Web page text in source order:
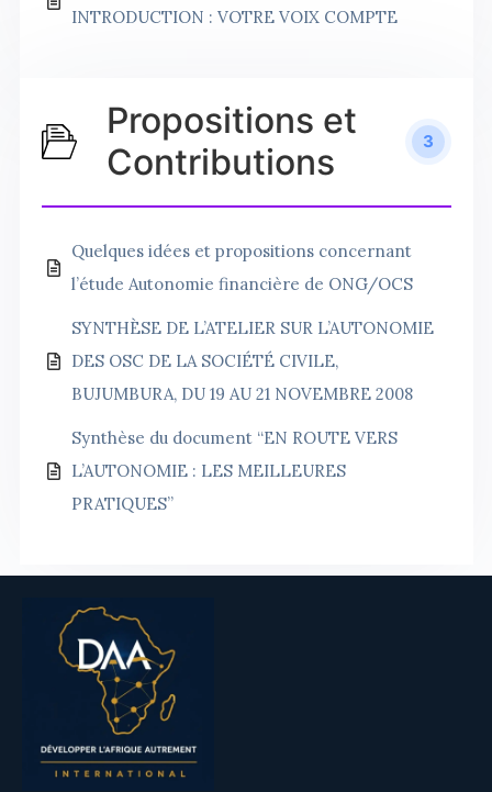
INTRODUCTION : VOTRE VOIX COMPTE
Propositions et
Contributions
3
Quelques idées et propositions concernant
l’étude Autonomie financière de ONG/OCS
SYNTHÈSE DE L’ATELIER SUR L’AUTONOMIE
DES OSC DE LA SOCIÉTÉ CIVILE,
BUJUMBURA, DU 19 AU 21 NOVEMBRE 2008
Synthèse du document “EN ROUTE VERS
L’AUTONOMIE : LES MEILLEURES
PRATIQUES”